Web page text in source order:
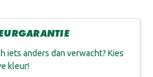
iets anders dan verwacht? Kies
kleur!